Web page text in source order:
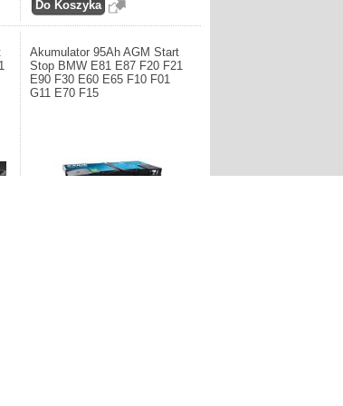
Akumulator 95Ah AGM Start
Stop BMW E81 E87 F20 F21
E90 F30 E60 E65 F10 F01
G11 E70 F15